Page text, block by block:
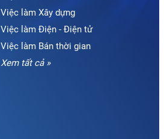
Việc làm Xây dựng
Việc làm Điện - Điện tử
Việc làm Bán thời gian
Xem tất cả »